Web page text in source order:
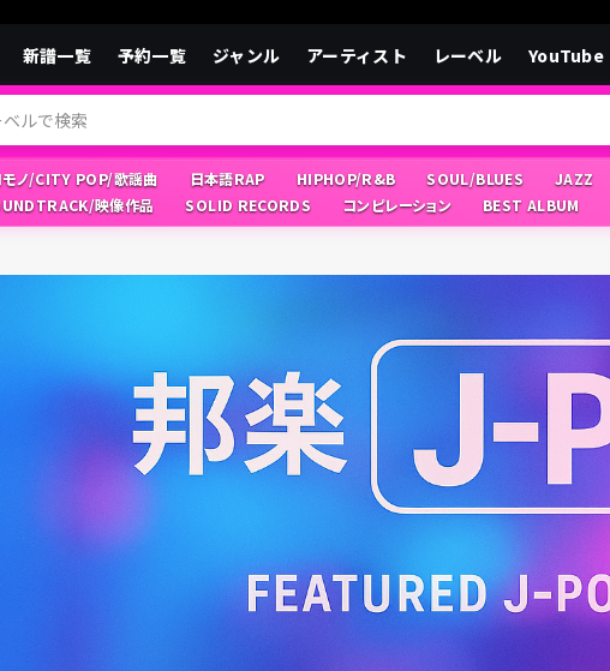
新譜一覧 予約一覧 ジャンル アーティスト レーベル YouTube
ノ/CITY POP/歌謡曲 日本語RAP HIPHOP/R&B SOUL/BLUES JAZZ
映像作品
SOLID RECORDS コンピレーション BEST ALBUM